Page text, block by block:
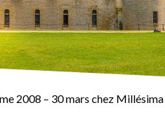
2008 – 30 mars chez